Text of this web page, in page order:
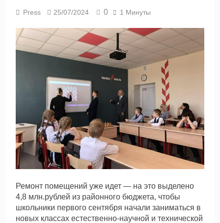
Press 25/07/2024 0 1 Минуты
Ремонт помещений уже идет — на это выделено
4,8 млн.рублей из районного бюджета, чтобы
школьники первого сентября начали заниматься в
новых классах естественно-научной и технической